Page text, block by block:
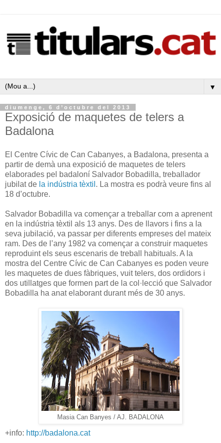
▼
diumenge, 6 d’octubre del 2013
Exposició de maquetes de telers a
Badalona
El Centre Cívic de Can Cabanyes, a Badalona, presenta a
partir de demà una exposició de maquetes de telers
elaborades pel badaloní Salvador Bobadilla, treballador
jubilat de la indústria tèxtil . La mostra es podrà veure fins al
18 d’octubre.
Salvador Bobadilla va començar a treballar com a aprenent
en la indústria tèxtil als 13 anys. Des de llavors i fins a la
seva jubilació, va passar per diferents empreses del mateix
ram. Des de l’any 1982 va començar a construir maquetes
reproduint els seus escenaris de treball habituals. A la
mostra del Centre Cívic de Can Cabanyes es poden veure
les maquetes de dues fàbriques, vuit telers, dos ordidors i
dos utillatges que formen part de la col·lecció que Salvador
Bobadilla ha anat elaborant durant més de 30 anys.
Masia Can Banyes / AJ. BADALONA
+info: http://badalona.cat